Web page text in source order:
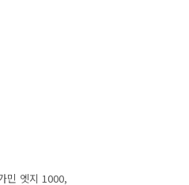
민 엣지 1000